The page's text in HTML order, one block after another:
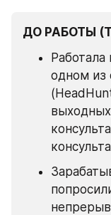
ДО РАБОТЫ
одном из